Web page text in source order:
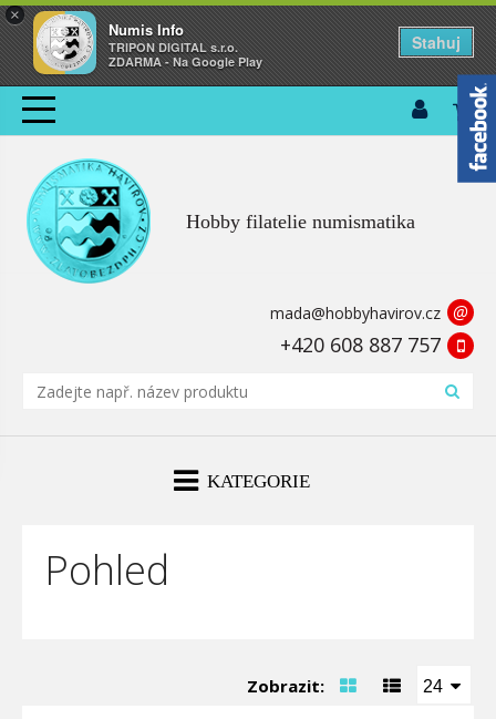
×
Numis Info
TRIPON DIGITAL s.r.o.
ZDARMA - Na Google Play
Stahuj
Hobby filatelie numismatika
mada@hobbyhavirov.cz @
+420 608 887 757
KATEGORIE
Pohled
Zobrazit: 24